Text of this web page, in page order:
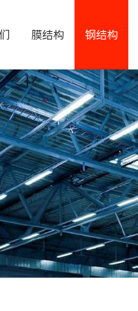
膜结构 钢结构